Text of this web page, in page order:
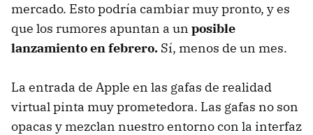
mercado. Esto podría cambiar muy pronto, y es
que los rumores apuntan a un posible
lanzamiento en febrero. Sí, menos de un mes.
La entrada de Apple en las gafas de realidad
virtual pinta muy prometedora. Las gafas no son
opacas y mezclan nuestro entorno con la interfaz